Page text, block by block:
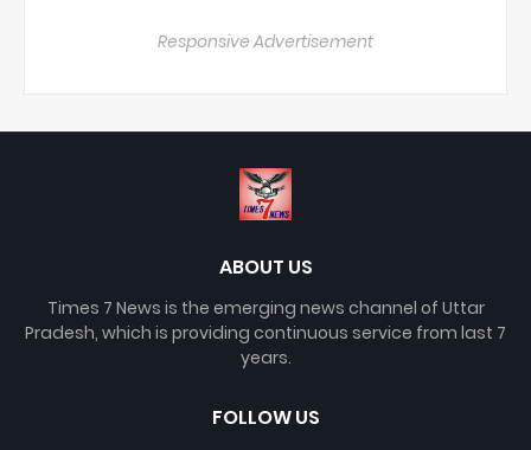
Responsive Advertisement
ABOUT US
Times 7 News is the emerging news channel of Uttar
Pradesh, which is providing continuous service from last 7
years.
FOLLOW US